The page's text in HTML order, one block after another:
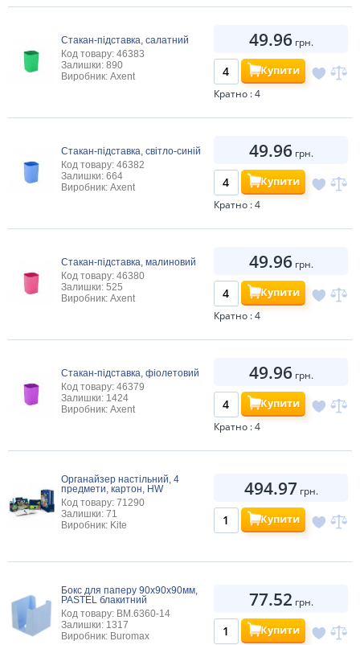
Стакан-підставка, салатний
Код товару: 46383
Залишки: 890
Виробник: Axent
49.96грн.
Купити
Кратно : 4
Стакан-підставка, світло-синій
Код товару: 46382
Залишки: 664
Виробник: Axent
49.96грн.
Купити
Кратно : 4
Стакан-підставка, малиновий
Код товару: 46380
Залишки: 525
Виробник: Axent
49.96грн.
Купити
Кратно : 4
Стакан-підставка, фіолетовий
Код товару: 46379
Залишки: 1424
Виробник: Axent
49.96грн.
Купити
Кратно : 4
Органайзер настільний, 4
предмети, картон, HW
Код товару: 71290
Залишки: 71
Виробник: Kite
494.97 грн.
Купити
Бокс для паперу 90х90х90мм,
PASTEL блакитний
Код товару: BM.6360-14
Залишки: 1317
Виробник: Buromax
77.52 грн.
Купити